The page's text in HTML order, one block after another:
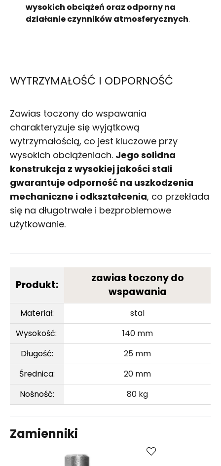
wysokich obciążeń oraz odporny na
działanie czynników atmosferycznych.
WYTRZYMAŁOŚĆ I ODPORNOŚĆ
Zawias toczony do wspawania
charakteryzuje się wyjątkową
wytrzymałością, co jest kluczowe przy
wysokich obciążeniach. Jego solidna
konstrukcja z wysokiej jakości stali
gwarantuje odporność na uszkodzenia
mechaniczne i odkształcenia, co przekłada
się na długotrwałe i bezproblemowe
użytkowanie.
Produkt:
zawias toczony do
wspawania
Materiał:
stal
Wysokość:
140 mm
Długość:
25 mm
Średnica:
20 mm
Nośność:
80 kg
Zamienniki
Kup